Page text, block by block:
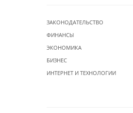
ЗАКОНОДАТЕЛЬСТВО
ФИНАНСЫ
ЭКОНОМИКА
БИЗНЕС
ИНТЕРНЕТ И ТЕХНОЛОГИИ